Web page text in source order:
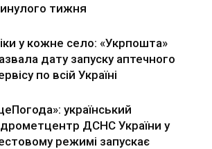
тижня
у кожне село: «Укрпошта»
дату запуску аптечного
по всій Україні
український
ДСНС України у
режимі запускає